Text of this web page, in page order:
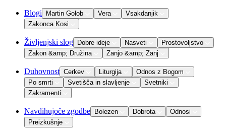
Blogi Martin Golob Vera
Vsakdanjik
Zakonca Kosi
Življenjski slog Dobre ideje Nasveti
Prostovoljstvo
Zakon &amp; Družina
Zanjo &amp; Zanj
Duhovnost Cerkev Liturgija
Odnos z Bogom
Po smrti
Svetišča in slavljenje
Svetniki
Zakramenti
Navdihujoče zgodbe Bolezen Dobrota
Odnosi
Preizkušnje